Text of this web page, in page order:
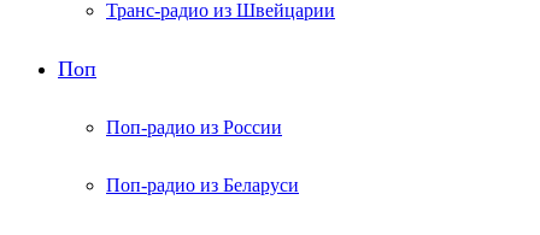
Транс-радио из Швейцарии
Поп
Поп-радио из России
Поп-радио из Беларуси